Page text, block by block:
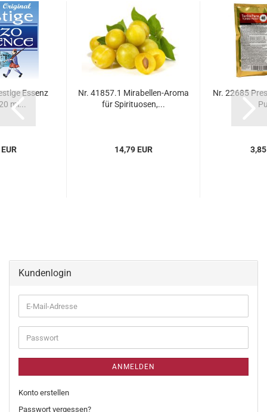
Essenz
ml...
Nr. 41857.1 Mirabellen-Aroma
für Spirituosen,...
14,79 EUR
Nr. 22685
3,85
Kundenlogin
ANMELDEN
Konto erstellen
Passwort vergessen?